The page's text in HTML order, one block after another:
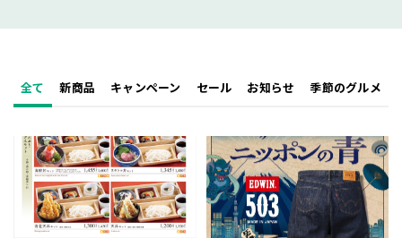
全て 新商品 キャンペーン セール お知らせ 季節のグルメ